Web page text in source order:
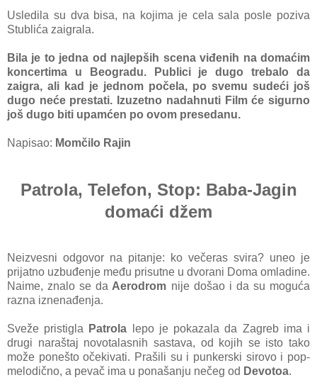
Usledila su dva bisa, na kojima je cela sala posle poziva
Stublića zaigrala.
Bila je to jedna od najlepših scena viđenih na domaćim
koncertima u Beogradu. Publici je dugo trebalo da
zaigra, ali kad je jednom počela, po svemu sudeći još
dugo neće prestati. Izuzetno nadahnuti Film će sigurno
još dugo biti upamćen po ovom presedanu.
Napisao: Momčilo Rajin
Patrola, Telefon, Stop: Baba-Jagin
domaći džem
Neizvesni odgovor na pitanje: ko večeras svira? uneo je
prijatno uzbuđenje među prisutne u dvorani Doma omladine.
Naime, znalo se da Aerodrom nije došao i da su moguća
razna iznenađenja.
Sveže pristigla Patrola lepo je pokazala da Zagreb ima i
drugi naraštaj novotalasnih sastava, od kojih se isto tako
može ponešto očekivati. Prašili su i punkerski sirovo i pop-
melodično, a pevač ima u ponašanju nečeg od Devotoa.